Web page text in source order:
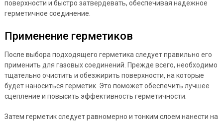
поверхности и быстро затвердевать, обеспечивая надежное
герметичное соединение.
Применение герметиков
После выбора подходящего герметика следует правильно его
применить для газовых соединений. Прежде всего, необходимо
тщательно очистить и обезжирить поверхности, на которые
будет наноситься герметик. Это поможет обеспечить лучшее
сцепление и повысить эффективность герметичности.
Затем герметик следует равномерно и тонким слоем нанести на